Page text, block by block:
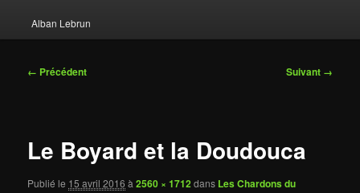
Alban Lebrun
Navigation
← Précédent Suivant →
Le Boyard et la Doudouca
Publié le 15 avril 2016 à2560 × 1712dans Les Chardons du